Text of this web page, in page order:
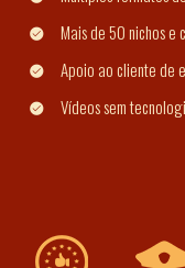
Mais de 50 nichos e
Apoio ao cliente de
Vídeos sem